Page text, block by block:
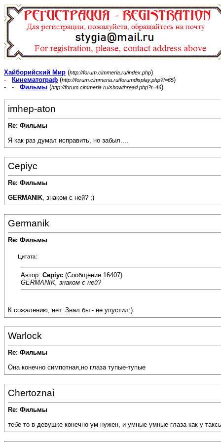
Хайборийский Мир (http://forum.cimmeria.ru/index.php)
-
Кинематограф (http://forum.cimmeria.ru/forumdisplay.php?f=65)
- - Фильмы (http://forum.cimmeria.ru/showthread.php?t=46)
imhep-aton
Re: Фильмы
Я как раз думал исправить, но забыл....
Cepiyc
Re: Фильмы
GERMANIK, знаком с ней? ;)
Germanik
Re: Фильмы
Цитата:
Автор: Cepiyc (Сообщение 16407)
GERMANIK, знаком с ней?
К сожалению, нет. Знал бы - не упустил:).
Warlock
Re: Фильмы
Она конечно симпотная,но глаза тупые-тупые
Chertoznai
Re: Фильмы
тебе-то в девушке конечно ум нужен, и умные-умные глаза как у